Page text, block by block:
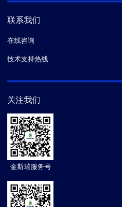
联系我们
在线咨询
技术支持热线
关注我们
金斯瑞服务号